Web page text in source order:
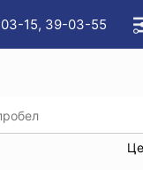
15, 39-03-55